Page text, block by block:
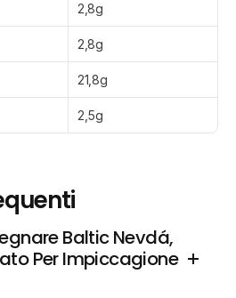
2,8g
2,8g
21,8g
2,5g
Baltic Nevdá,
Per Impiccagione